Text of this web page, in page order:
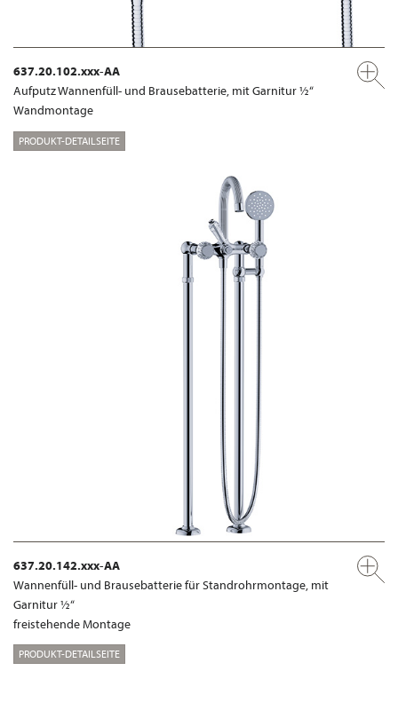
637.20.102.xxx-AA
Aufputz Wannenfüll- und Brausebatterie, mit Garnitur ½“
Wandmontage
PRODUKT-DETAILSEITE
637.20.142.xxx-AA
Wannenfüll- und Brausebatterie für Standrohrmontage, mit
Garnitur ½“
freistehende Montage
PRODUKT-DETAILSEITE